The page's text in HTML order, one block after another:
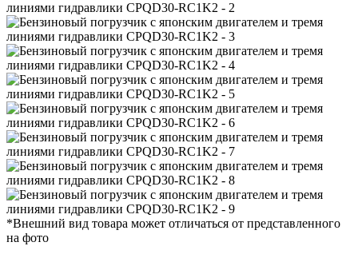
*Внешний вид товара может отличаться от представленного
на фото